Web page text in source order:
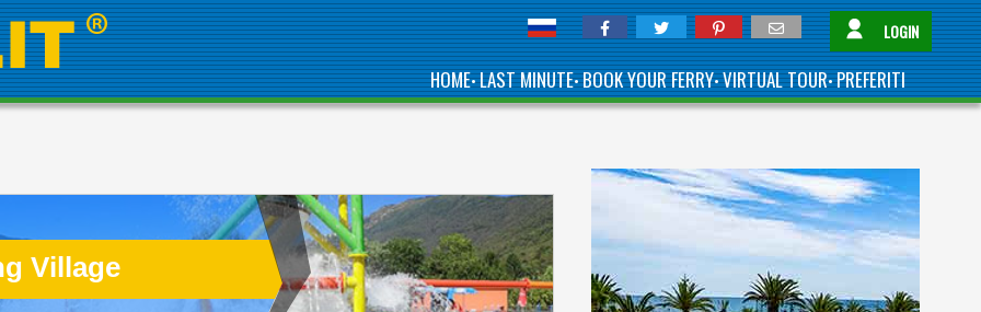
LOGIN
HOME•LAST MINUTE•BOOK YOUR FERRY•VIRTUAL TOUR•PREFERITI
Village
IS ONE OF THE BEST
COMPLEXES IN
ABRUZZO, GREEN
REGION OF ITALY